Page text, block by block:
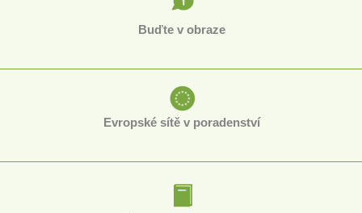
Buďte v obraze
Evropské sítě v poradenství